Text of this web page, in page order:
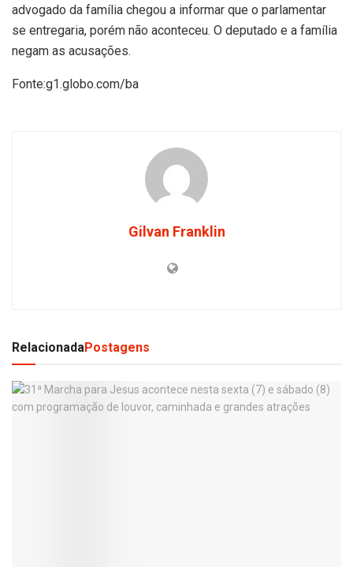
advogado da família chegou a informar que o parlamentar
se entregaria, porém não aconteceu. O deputado e a família
negam as acusações.
Fonte:g1.globo.com/ba
Gilvan Franklin
RelacionadaPostagens